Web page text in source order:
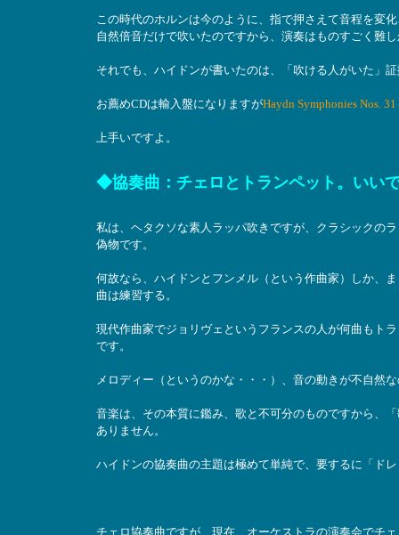
この時代のホルンは今のように、指で押さえて音程を変
自然倍音だけで吹いたのですから、演奏はものすごく難
それでも、ハイドンが書いたのは、「吹ける人がいた」
お薦めCDは輸入盤になりますがHaydn Symphonies Nos.
上手いですよ。
◆協奏曲：チェロとトランペット。いい
私は、ヘタクソな素人ラッパ吹きですが、クラシックの
偽物です。
何故なら、ハイドンとフンメル（という作曲家）しか、
曲は練習する。
現代作曲家でジョリヴェというフランスの人が何曲もト
です。
メロディー（というのかな・・・）、音の動きが不自然
音楽は、その本質に鑑み、歌と不可分のものですから、
ありません。
ハイドンの協奏曲の主題は極めて単純で、要するに「ド
チェロ協奏曲ですが、現在、オーケストラの演奏会でチ